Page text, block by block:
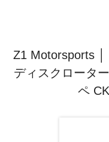
Z1 Motorsports │
ディスクロータ
ペ